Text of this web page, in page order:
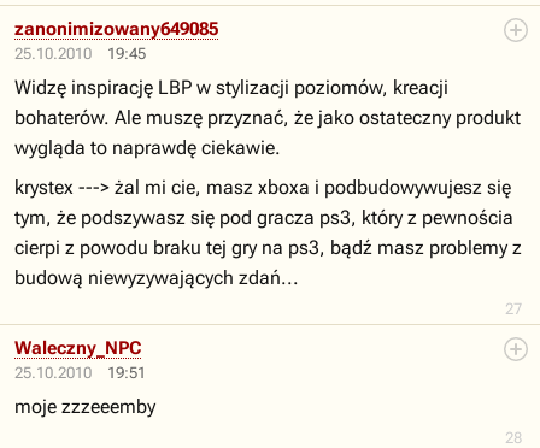
25.10.2010 19:45
27
zanonimizowany649085
Widzę inspirację LBP w stylizacji poziomów, kreacji
bohaterów. Ale muszę przyznać, że jako ostateczny produkt
wygląda to naprawdę ciekawie.
krystex ---> żal mi cie, masz xboxa i podbudowywujesz się
tym, że podszywasz się pod gracza ps3, który z pewnościa
cierpi z powodu braku tej gry na ps3, bądź masz problemy z
budową niewyzywających zdań...
25.10.2010 19:51
28
Waleczny_NPC
moje zzzeeemby